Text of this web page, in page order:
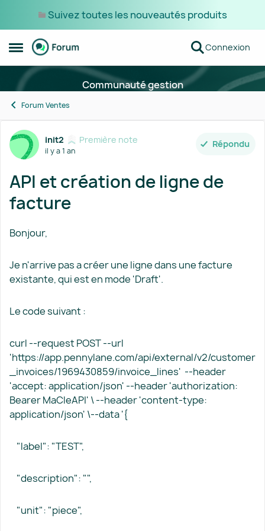
Suivez toutes les nouveautés produits
Ouvrir Menu Latéral
Passer au contenu Connexion
Communauté gestion
Forum Ventes
Forum Discussion
init2 Première note
il y a 1 an
Répondu
API et création de ligne de
facture
Bonjour,
Je n'arrive pas a créer une ligne dans une facture
existante, qui est en mode 'Draft'.
Le code suivant :
curl --request POST --url
'https://app.pennylane.com/api/external/v2/customer
_invoices/1969430859/invoice_lines' --header
'accept: application/json' --header 'authorization:
Bearer MaCleAPI' \ --header 'content-type:
application/json' \--data '{
"label": "TEST",
"description": "",
"unit": "piece",